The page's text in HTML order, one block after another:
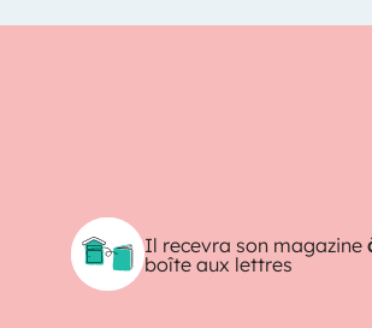
Il recevra son magazine
boîte aux lettres